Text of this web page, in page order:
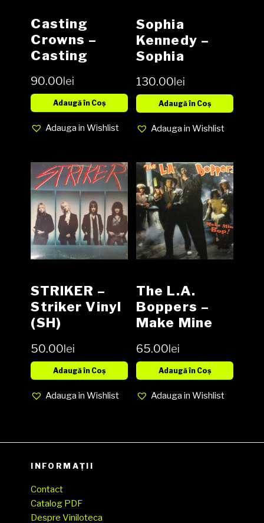
Casting
Crowns ‎–
Casting
90.00lei
Adaugă în Coș
Adauga in Wishlist
Sophia
Kennedy ‎–
Sophia
Vinyl LP
130.00lei
Adaugă în Coș
Adauga in Wishlist
STRIKER –
Striker Vinyl
(SH)
50.00lei
Adaugă în Coș
Adauga in Wishlist
The L.A.
Boppers ‎–
Make Mine
LP, Album
media EX
(SH)
65.00lei
Adaugă în Coș
Adauga in Wishlist
INFORMAȚII
Contact
Catalog PDF
Despre Viniloteca